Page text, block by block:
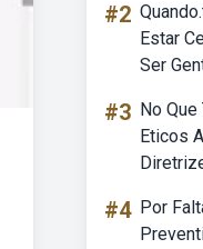
#2
Estar
Ser
#3 No
Eticos
#4 Por